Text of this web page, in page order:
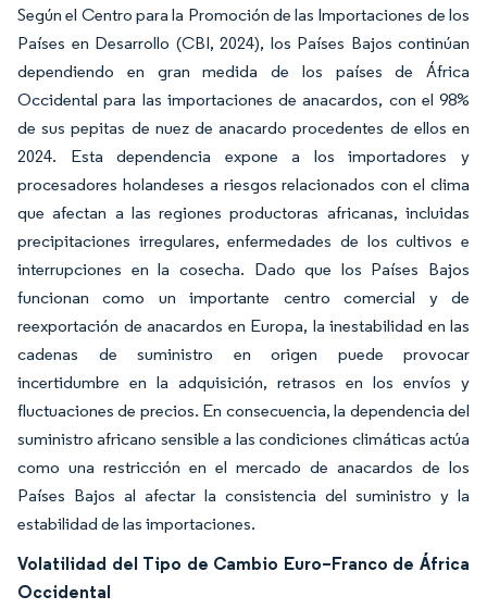
Según el Centro para la Promoción de las Importaciones de los
Países en Desarrollo (CBI, 2024), los Países Bajos continúan
dependiendo en gran medida de los países de África
Occidental para las importaciones de anacardos, con el 98%
de sus pepitas de nuez de anacardo procedentes de ellos en
2024. Esta dependencia expone a los importadores y
procesadores holandeses a riesgos relacionados con el clima
que afectan a las regiones productoras africanas, incluidas
precipitaciones irregulares, enfermedades de los cultivos e
interrupciones en la cosecha. Dado que los Países Bajos
funcionan como un importante centro comercial y de
reexportación de anacardos en Europa, la inestabilidad en las
cadenas de suministro en origen puede provocar
incertidumbre en la adquisición, retrasos en los envíos y
fluctuaciones de precios. En consecuencia, la dependencia del
suministro africano sensible a las condiciones climáticas actúa
como una restricción en el mercado de anacardos de los
Países Bajos al afectar la consistencia del suministro y la
estabilidad de las importaciones.
Volatilidad del Tipo de Cambio Euro–Franco de África
Occidental